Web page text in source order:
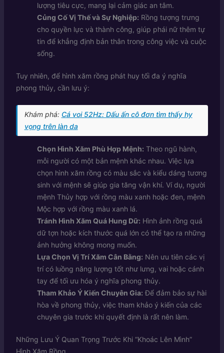
lượng tiêu cực, mang lại cảm giác an tâm.
Củng Cố Vị Thế và Sự Nghiệp: Rồng tượng trưng
cho quyền lực và thành công, giúp phái nữ thêm tự
tin để khẳng định bản thân trong công việc và cuộc
sống.
Tuy nhiên, để hình xăm rồng phát huy tối đa ý nghĩa
phong thủy, cần lưu ý:
Khám phá: Cá voi 52Hz: Dấu ấn cô đơn tìm thấy hy
vọng trên làn da
Chọn Hình Xăm Phù Hợp Mệnh: Theo ngũ hành,
mỗi người có một bản mệnh khác nhau. Việc lựa
chọn hình xăm rồng có màu sắc và kiểu dáng tương
sinh với mệnh sẽ giúp gia tăng vận khí. Ví dụ, người
mệnh Thủy hợp với rồng màu xanh hoặc đen, mệnh
Mộc hợp với rồng màu xanh lá.
Tránh Hình Xăm Quá Hung Dữ: Hình ảnh rồng quá
dữ tợn hoặc kích thước quá lớn có thể tạo ra những
ảnh hưởng không mong muốn.
Lựa Chọn Vị Trí Xăm Cân Bằng: Nên ưu tiên các vị
trí có luồng năng lượng tốt như lưng, vai hoặc cánh
tay để tối ưu hóa ý nghĩa phong thủy.
Tham Khảo Ý Kiến Chuyên Gia: Để đảm bảo sự hài
hòa về phong thủy, việc tham khảo ý kiến của các
chuyên gia trước khi quyết định là rất nên làm.
Những Lưu Ý Quan Trọng Trước Khi “Khoác Lên Mình”
Hình Xăm Rồng